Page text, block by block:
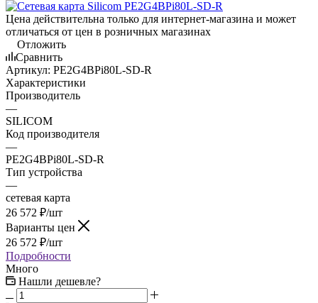
Цена действительна только для интернет-магазина и может
отличаться от цен в розничных магазинах
Отложить
Сравнить
Артикул: PE2G4BPi80L-SD-R
Характеристики
Производитель
—
SILICOM
Код производителя
—
PE2G4BPi80L-SD-R
Тип устройства
—
сетевая карта
26 572 ₽/шт
Варианты цен
26 572 ₽/шт
Подробности
Много
Нашли дешевле?